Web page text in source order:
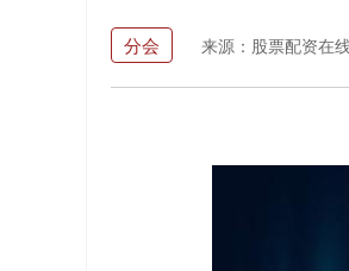
分会 来源：股票配资在